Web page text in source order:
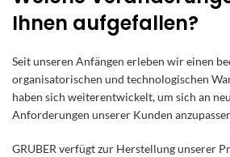
Ihnen aufgefallen?
Seit unseren Anfängen erleben wir einen
organisatorischen und technologischen
haben sich weiterentwickelt, um sich an
Anforderungen unserer Kunden
GRUBER verfügt zur Herstellung unserer